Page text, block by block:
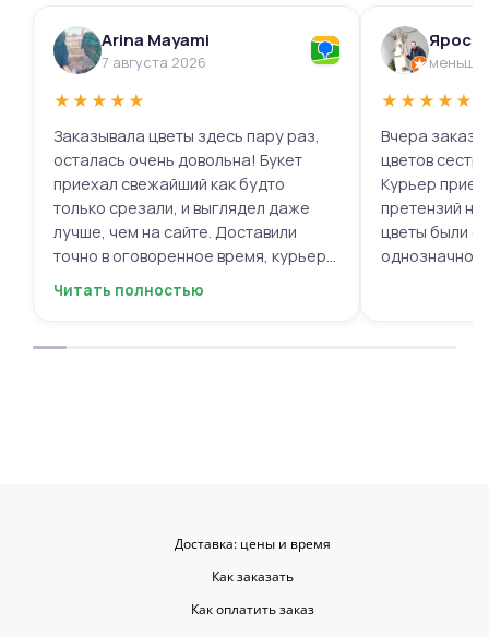
Arina Mayami
7 августа 2026
★★★★★
Заказывала цветы здесь пару раз,
осталась очень довольна! Букет
приехал свежайший как будто
только срезали, и выглядел даже
лучше, чем на сайте. Доставили
точно в оговоренное время, курьер
вежливый, ещё и открытку с тёплыми
приятными. Однозначно буду
Читать полностью
меньше
★★★★★
Вчера
цветов
Курьер
претензий
цветы были
однозначно.
Доставка: цены и время
Как заказать
Как оплатить заказ